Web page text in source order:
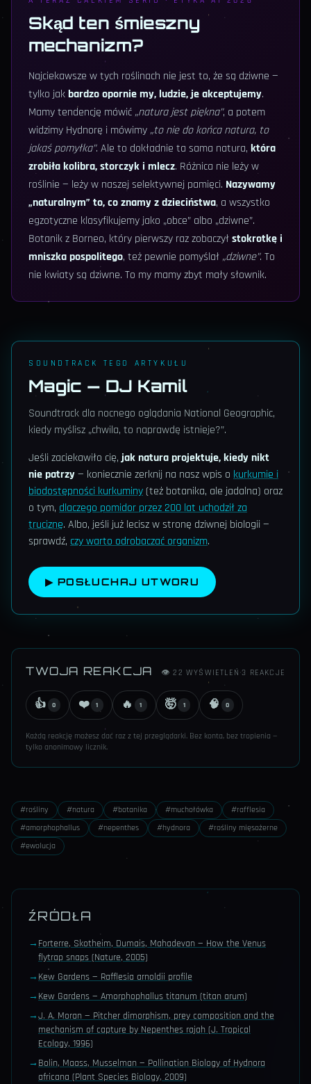
Skąd ten śmieszny
mechanizm?
Najciekawsze w tych roślinach nie jest to, że są dziwne —
tylko jakbardzo opornie my, ludzie, je akceptujemy.
Mamy tendencję mówić „natura jest piękna”, a potem
widzimy Hydnorę i mówimy „to nie do końca natura, to
jakaś pomyłka”. Ale to dokładnie ta sama natura, która
zrobiła kolibra, storczyk i mlecz. Różnica nie leży w
roślinie — leży w naszej selektywnej pamięci. Nazywamy
„naturalnym” to, co znamy z dzieciństwa, a wszystko
egzotyczne klasyfikujemy jako „obce” albo „dziwne”.
Botanik z Borneo, który pierwszy raz zobaczyłstokrotkę i
mniszka pospolitego, też pewnie pomyślał „dziwne”. To
nie kwiaty są dziwne. To my mamy zbyt mały słownik.
SOUNDTRACK TEGO ARTYKUŁU
Magic — DJ Kamil
Soundtrack dla nocnego oglądania National Geographic,
kiedy myślisz „chwila, to naprawdę istnieje?”.
Jeśli zaciekawiło cię,jak natura projektuje, kiedy nikt
nie patrzy— koniecznie zerknij na nasz wpis o kurkumie i
biodostępności kurkuminy (też botanika, ale jadalna) oraz
o tym, dlaczego pomidor przez 200 lat uchodził za
truciznę. Albo, jeśli już lecisz w stronę dziwnej biologii —
sprawdź, czy warto odrobaczać organizm.
▶ POSŁUCHAJ UTWORU
TWOJA REAKCJA 👁22 WYŚWIETLEŃ ·3 REAKCJE
👍 0 ❤️ 1 🔥 1 🤯 1 🧠 0
Każdą reakcję możesz dać raz z tej przeglądarki. Bez konta, bez tropienia —
tylko anonimowy licznik.
#rośliny #natura #botanika #muchołówka #rafflesia
#amorphophallus #nepenthes #hydnora #rośliny mięsożerne
#ewolucja
ŹRÓDŁA
→ Forterre, Skotheim, Dumais, Mahadevan — How the Venus
flytrap snaps (Nature, 2005)
→ Kew Gardens — Rafflesia arnoldii profile
→ Kew Gardens — Amorphophallus titanum (titan arum)
→J. A. Moran — Pitcher dimorphism, prey composition and the
mechanism of capture by Nepenthes rajah (J. Tropical
Ecology, 1996)
→ Bolin, Maass, Musselman — Pollination Biology of Hydnora
africana (Plant Species Biology, 2009)